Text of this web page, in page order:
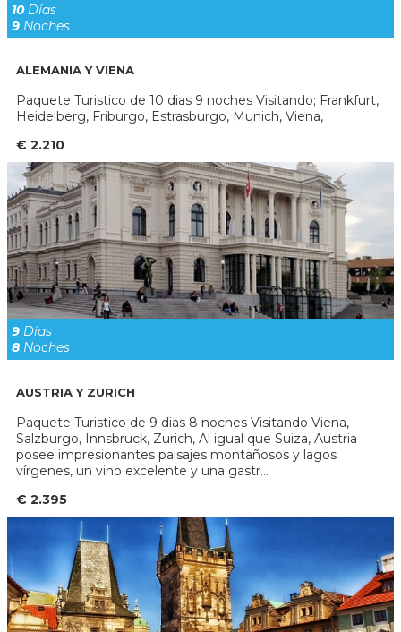
10Días
9 Noches
ALEMANIA Y VIENA
Paquete Turistico de 10 dias 9 noches Visitando; Frankfurt,
Heidelberg, Friburgo, Estrasburgo, Munich, Viena,
€ 2.210
9 Días
8 Noches
AUSTRIA Y ZURICH
Paquete Turistico de 9 dias 8 noches Visitando Viena,
Salzburgo, Innsbruck, Zurich, Al igual que Suiza, Austria
posee impresionantes paisajes montañosos y lagos
vírgenes, un vino excelente y una gastr...
€ 2.395